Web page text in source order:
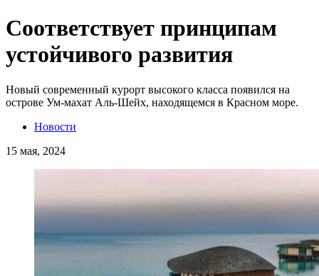
Соответствует принципам
устойчивого развития
Новый современный курорт высокого класса появился на
острове Ум-махат Аль-Шейх, находящемся в Красном море.
Новости
15 мая, 2024